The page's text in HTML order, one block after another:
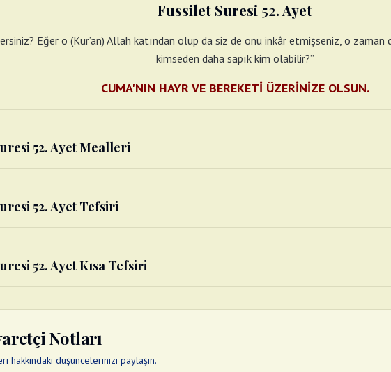
Fussilet Suresi 52. Ayet
Eğer o (Kur’an) Allah katından olup da siz de onu inkâr etmişseniz, o zaman
kimseden daha sapık kim olabilir?”
CUMA'NIN HAYR VE BEREKETİ ÜZERİNİZE OLSUN.
52. Ayet Mealleri
52. Ayet Tefsiri
52. Ayet Kısa Tefsiri
Notları
hakkındaki düşüncelerinizi paylaşın.